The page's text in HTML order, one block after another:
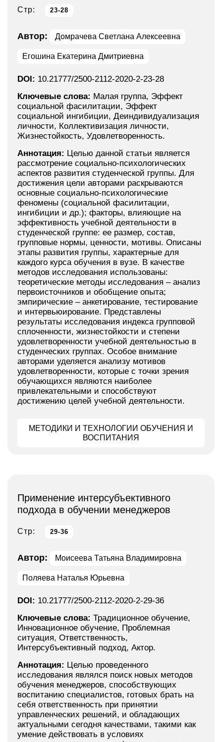
Стр: 23-28
Автор: Домрачева Светлана Алексеевна
Егошина Екатерина Дмитриевна
DOI: 10.21777/2500-2112-2020-2-23-28
Ключевые слова: Малая группа, Эффект
социальной фасилитации, Эффект
социальной ингибиции, Деиндивидуализация
личности, Коллективизация личности,
Жизнестойкость, Удовлетворенность.
Аннотация: Целью данной статьи является
рассмотрение социально-психологических
аспектов развития студенческой группы. Для
достижения цели авторами раскрываются
основные социально-психологические
феномены (социальной фасилитации,
ингибиции и др.); факторы, влияющие на
эффективность учебной деятельности в
студенческой группе: ее размер, состав,
групповые нормы, ценности, мотивы. Описаны
этапы развития группы, характерные для
каждого курса обучения в вузе. В качестве
методов исследования использованы:
теоретические методы исследования – анализ
первоисточников и обобщение опыта;
эмпирические – анкетирование, тестирование
и интервьюирование. Представлены
результаты исследования индекса групповой
сплоченности, жизнестойкости и степени
удовлетворенности учебной деятельностью в
студенческих группах. Особое внимание
авторами уделяется анализу мотивов
удовлетворенности, которые с точки зрения
обучающихся являются наиболее
привлекательными и способствуют
достижению целей учебной деятельности.
МЕТОДИКИ И ТЕХНОЛОГИИ ОБУЧЕНИЯ И
ВОСПИТАНИЯ
Применение интерсубъективного
подхода в обучении менеджеров
Стр: 29-36
Автор: Моисеева Татьяна Владимировна
Поляева Наталья Юрьевна
DOI: 10.21777/2500-2112-2020-2-29-36
Ключевые слова: Традиционное обучение,
Инновационное обучение, Проблемная
ситуация, Ответственность,
Интерсубъективный подход, Актор.
Аннотация: Целью проведенного
исследования являлся поиск новых методов
обучения менеджеров, способствующих
воспитанию специалистов, готовых брать на
себя ответственность при принятии
управленческих решений, и обладающих
актуальными сегодня качествами, такими как
умение действовать в условиях